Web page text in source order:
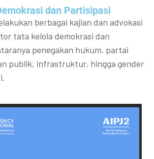
dan Partisipasi​
berbagai kajian dan advokasi
tata kelola demokrasi dan
penegakan hukum, partai
publik, infrastruktur, hingga gender